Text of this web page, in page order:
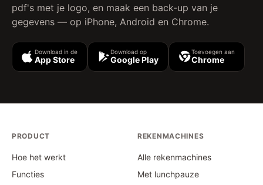
pdf's met je logo, en maak een back-up van je
gegevens — op iPhone, Android en Chrome.
Download in de
App Store
Download op
Google Play
Toevoegen aan
Chrome
PRODUCT
Hoe het werkt
Functies
REKENMACHINES
Alle rekenmachines
Met lunchpauze